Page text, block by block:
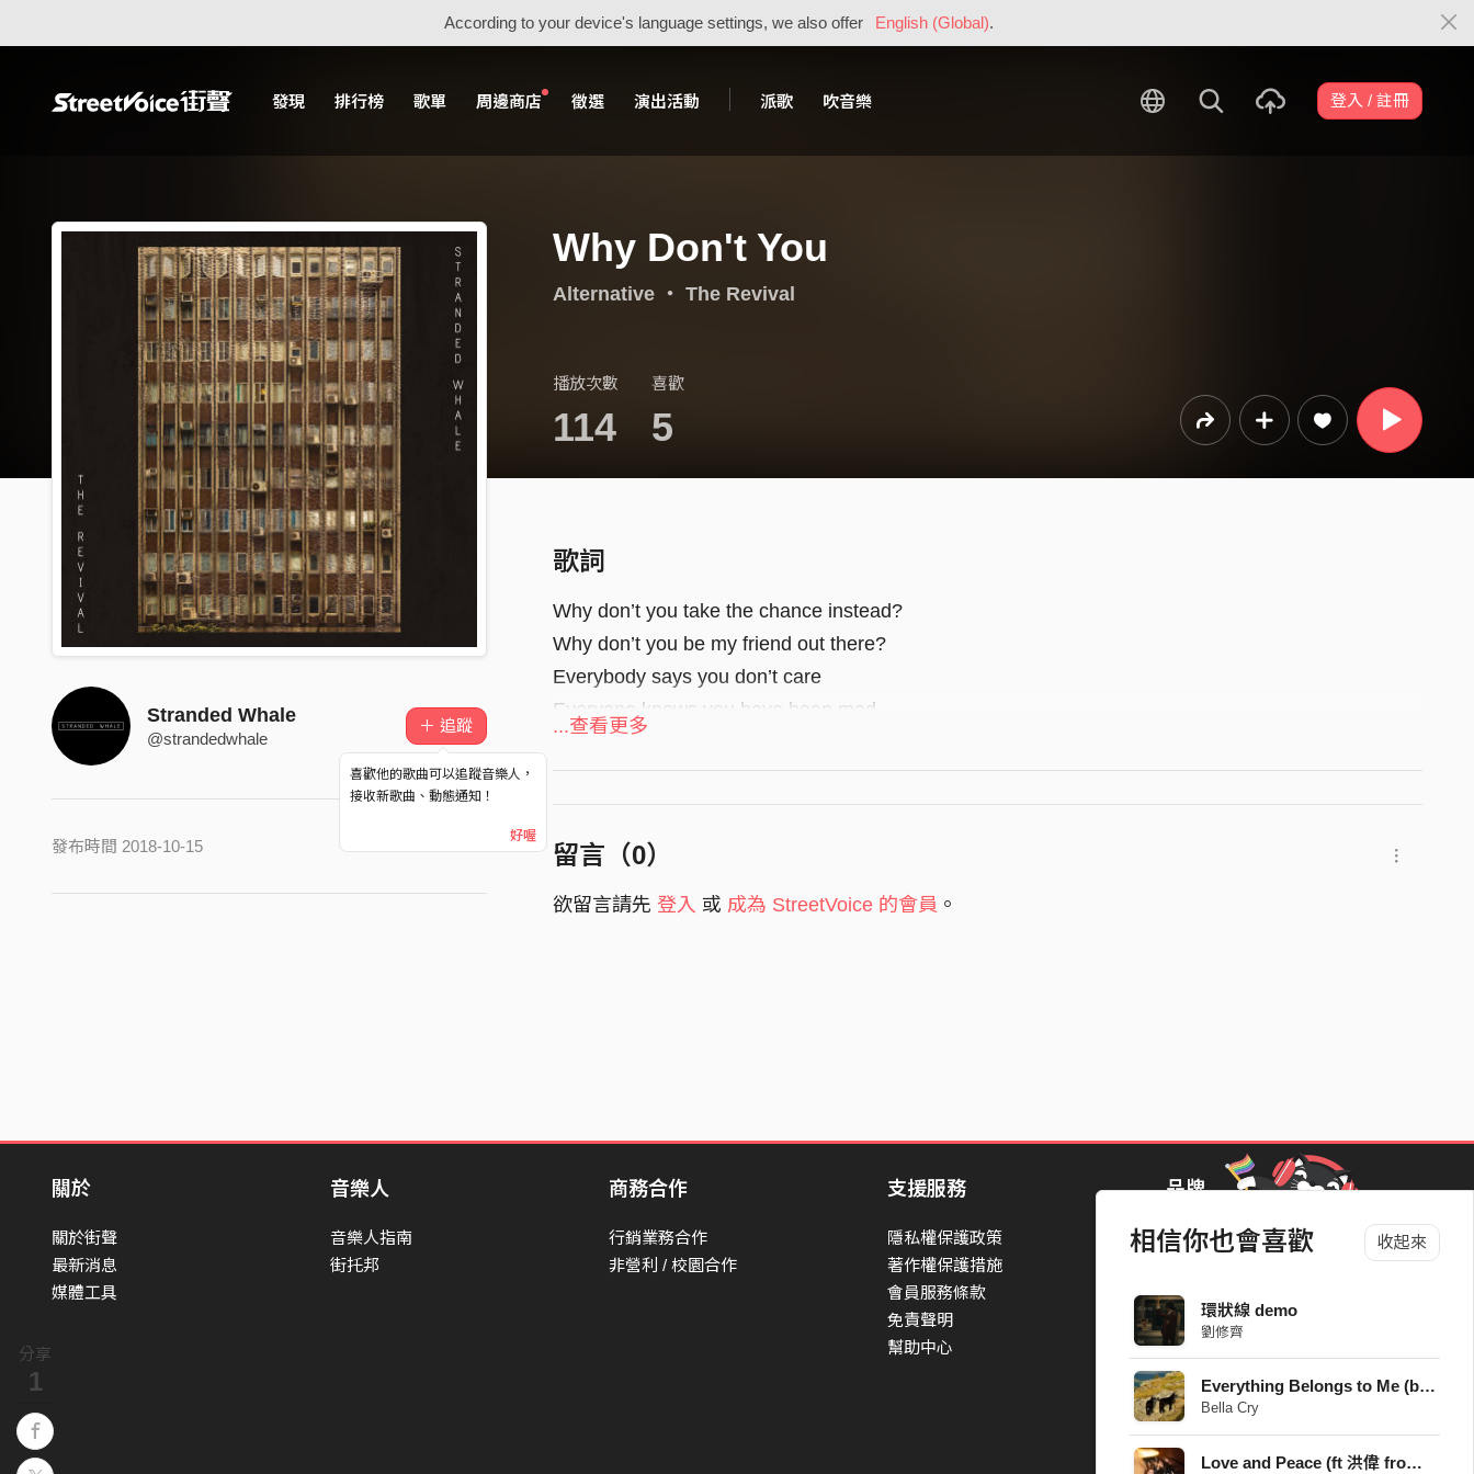
According to your device's language settings, we also offer English (Global).
發現 排行榜 歌單 周邊商店 徵選 演出活動 派歌 吹音樂 登入 / 註冊
分享
1
相信你也會喜歡 收起來
環狀線 demo
劉修齊
Everything Belongs to Me (because I’m poor) demo
Bella Cry
Love and Peace (ft 洪偉 from Chillsome 秋山) [Nu Metal Remix]
Why Don't You
Alternative・ The Revival
播放次數
114
喜歡
5
Stranded Whale
@strandedwhale
＋ 追蹤
喜歡他的歌曲可以追蹤音樂人，
接收新歌曲、動態通知！
好喔
發布時間 2018-10-15
歌詞
Why don’t you take the chance instead?
Why don’t you be my friend out there?
Everybody says you don’t care
Everyone knows you have been mad
Laughing at the strangers you met
Eating all the animals you fed
Someday later I can see you
Like you said, in the end
So take my money, take my clothes
...查看更多
留言（0）
欲留言請先 登入 或 成為 StreetVoice 的會員 。
關於
關於街聲
最新消息
媒體工具
音樂人
音樂人指南
街托邦
商務合作
行銷業務合作
非營利 / 校園合作
支援服務
隱私權保護政策
著作權保護措施
會員服務條款
免責聲明
幫助中心
品牌
StreetVoice Awards 街聲音樂獎
Blow 吹音樂
Packer 派歌
SimpleLife 簡單生活節
ParkPark Carnival
一起比 YEAH 吧